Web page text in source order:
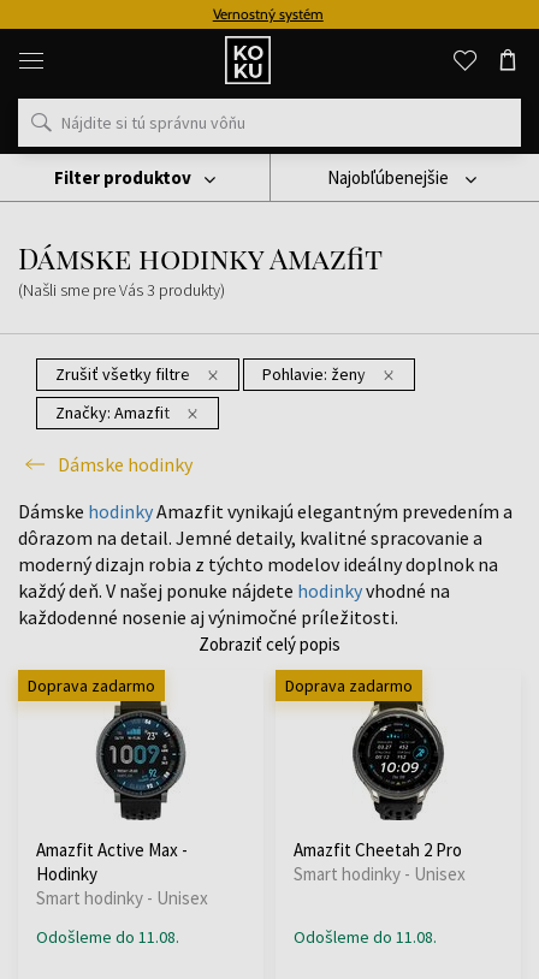
Vernostný systém
Originálne
parfémy
hodinky
na
mieste
Hodinky
Dámske Hodinky Dámske Hodinky Amazfit
Dámske hodinky Amazfit
(Našli sme pre Vás3 produkty)
Najobľúbenejšie
Zrušiť všetky filtre Pohlavie: ženy
Značky: Amazfit
Dámske hodinky
Filter produktov
Dámske hodinkyAmazfit vynikajú elegantným prevedením a
dôrazom na detail. Jemné detaily, kvalitné spracovanie a
moderný dizajn robia z týchto modelov ideálny doplnok na
každý deň. V našej ponuke nájdete hodinkyvhodné na
každodenné nosenie aj výnimočné príležitosti.
Zobraziť celý popis
Doprava zadarmo
Amazfit Active Max -
Hodinky
Smart hodinky - Unisex
Odošleme do 11.08.
Doprava zadarmo
Amazfit Cheetah 2 Pro
Smart hodinky - Unisex
Odošleme do 11.08.